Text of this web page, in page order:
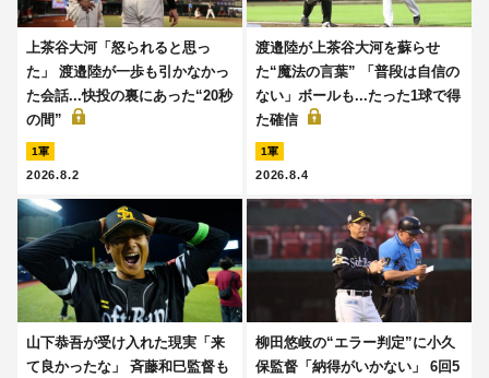
上茶谷大河「怒られると思っ
た」 渡邉陸が一歩も引かなかっ
た会話...快投の裏にあった“20秒
の間”
1軍
2026.8.2
渡邉陸が上茶谷大河を蘇らせ
た“魔法の言葉” 「普段は自信の
ない」ボールも...たった1球で得
た確信
1軍
2026.8.4
山下恭吾が受け入れた現実「来
て良かったな」 斉藤和巳監督も
柳田悠岐の“エラー判定”に小久
保監督「納得がいかない」 6回5